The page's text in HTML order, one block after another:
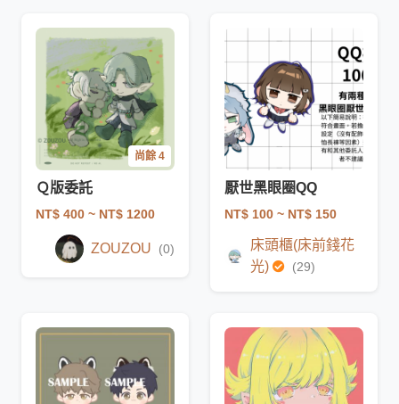
尚餘 4
Ｑ版委託
NT$ 400 ~ NT$ 1200
ZOUZOU (0)
厭世黑眼圈QQ
NT$ 100 ~ NT$ 150
床頭櫃(床前錢花
光)
(29)